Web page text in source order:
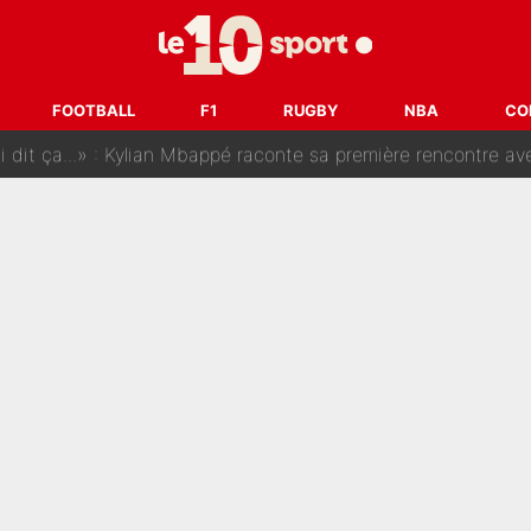
FOOTBALL F1 RUGBY NBA
les inséparables Kylian Mbappé et Achraf Hakimi
ses vacances, la star du XV de France a perdu sa
ça...» : Kylian Mbappé raconte sa première rencontre avec